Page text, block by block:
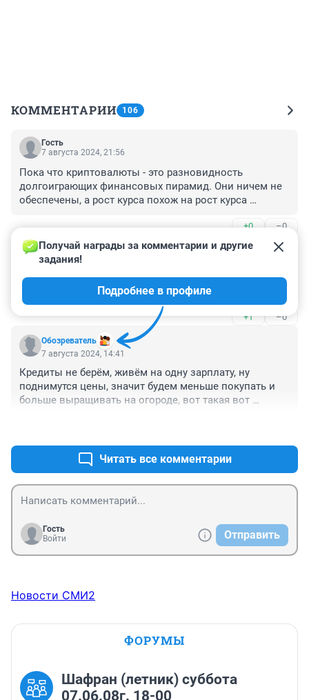
КОММЕНТАРИИ 106
Гость
7 августа 2024, 21:56
Пока что криптовалюты - это разновидность
долгоиграющих финансовых пирамид. Они ничем не
обеспечены, а рост курса похож на рост курса
отличие от того же МММ, курс не стабильно растет, а
волатилен (сильно колеблется), это еще один способ
грабить инвесторов, которые на панике сливают
привязанные к доллару, с почти стабильным курсом
и потерей на купле-продаже, но и они не обеспечены
достаточным количеством денег. Рано или поздно
криптовалюты обесценятся, как только начнется
устойчивый отток инвесторов.
+0 –0
Гость
7 августа 2024, 16:17
причем тут Япония и США? у нас есть свой
...геостратег по поеданию грунта....со дна...
+1 –0
Обозреватель
Получай награды за комментарии и другие
задания!
Подробнее в профиле
7 августа 2024, 14:41
Кредиты не берём, живём на одну зарплату, ну
поднимутся цены, значит будем меньше покупать и
больше выращивать на огороде, вот такая вот
Читать все комментарии
Гость
Войти
Отправить
Новости СМИ2
ФОРУМЫ
Шафран (летник) суббота
07.06.08г. 18-00